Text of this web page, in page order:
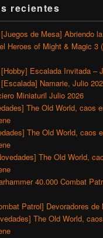
recientes
[Juegos de Mesa] Abriendo
Heroes of Might & Magic 3
[Hobby] Escalada Invitada –
[Escalada] Namarie, Julio
Miniaturil Julio 2026
The Old World, caos
The Old World, caos
The Old World,
40.000 Combat
Patrol] Devoradores de
The Old World,